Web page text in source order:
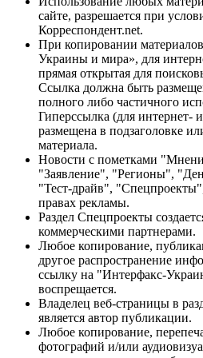
сайте, разрешается при
Корреспондент.net.
При копировании
Украины и мира», для
прямая открытая для
Ссылка должна быть
полного либо частичного
Гиперссылка (для интернет-
размещена в подзаголовке
материала.
Новости с пометками
"Заявление", "Регионы",
"Тест-драйв",
правах рекламы.
Раздел Спецпроекты
коммерческими партнерами.
Любое копирование,
другое распространение
ссылку на "Интерфакс-
воспрещается.
Владелец веб-страницы в
является автор публикации.
Любое копирование,
фотографий и/или